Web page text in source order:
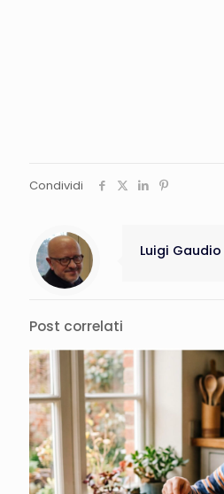
Condividi
Luigi Gaudio
Post correlati